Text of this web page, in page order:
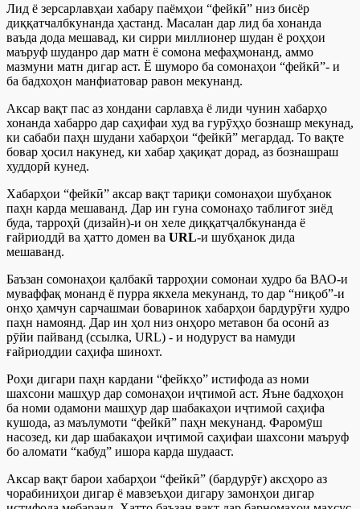
Лид ё зерсарлавҳаи хабару паёмҳои “фейкӣ” низ бисёр
диққатчалбкунанда ҳастанд. Масалан дар лид ба хонанда
ваъда дода мешавад, ки сирри миллионер шудан ё роҳҳои
маъруф шуданро дар матн ё сомона мефаҳмонанд, аммо
мазмуни матн дигар аст. Ё шуморо ба сомонаҳои “фейкӣ”- и
ба бадхоҳон манфиатовар равон мекунанд.
Аксар вақт пас аз хондани сарлавҳа ё лиди чунин хабарҳо
хонанда хабарро дар саҳифаи худ ва гурӯҳҳо бознашр мекунад,
ки сабаби паҳн шудани хабарҳои “фейкӣ” мегардад. То вақте
бовар ҳосил накунед, ки хабар ҳақиқат дорад, аз бознашраш
худдорӣ кунед.
Хабарҳои “фейкӣ” аксар вақт тариқи сомонаҳои шубҳанок
паҳн карда мешаванд. Дар ин гуна сомонаҳо таблиғот зиёд
буда, тарроҳӣ (дизайн)-и он хеле диққатҷалбкунанда ё
ғайриоддӣ ва ҳатто домен ва URL-и шубҳанок дида
мешаванд.
Баъзан сомонаҳои қалбакӣ тарроҳии сомонаи худро ба ВАО-и
муваффақ монанд ё пурра якхела мекунанд, то дар “ниқоб”-и
онҳо ҳамчун сарчашмаи боваринок хабарҳои бардурӯғи худро
паҳн намоянд. Дар ин ҳол низ онҳоро метавон ба осонӣ аз
рӯйи пайванд (ссылка, URL) - и нодуруст ва намуди
ғайриоддии саҳифа шинохт.
Роҳи дигари паҳн кардани “фейкҳо” истифода аз номи
шахсони машҳур дар сомонаҳои иҷтимоӣ аст. Яъне бадхоҳон
ба номи одамони машҳур дар шабакаҳои иҷтимоӣ саҳифа
кушода, аз маълумоти “фейкӣ” паҳн мекунанд. Фаромӯш
насозед, ки дар шабакаҳои иҷтимоӣ саҳифаи шахсони маъруф
бо аломати “кабуд” ишора карда шудааст.
Аксар вақт барои хабарҳои “фейкӣ” (бардурӯғ) аксҳоро аз
чорабиниҳои дигар ё мавзеъҳои дигару замонҳои дигар